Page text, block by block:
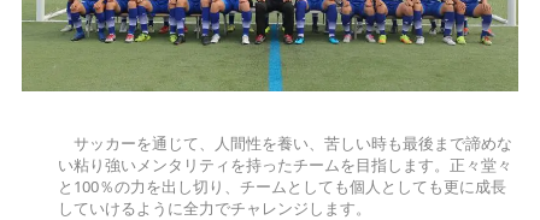
サッカーを通じて、人間性を養い、苦しい時も最後まで諦めな
い粘り強いメンタリティを持ったチームを目指します。正々堂々
と100％の力を出し切り、チームとしても個人としても更に成長
していけるように全力でチャレンジします。